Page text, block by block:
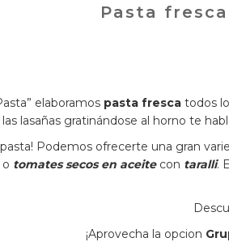
Pasta
elaboramos pasta fresca todos
lasañas gratinándose al horno te
Podemos ofrecerte una gran
o tomates secos en aceitecon taralli.
¡Aprovecha la opcion